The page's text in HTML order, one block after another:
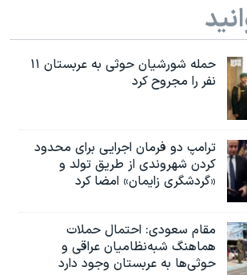
حمله شورشیان حوثی به عربستان ۱۱
نفر را مجروح کرد
ترامپ دو فرمان اجرایی برای محدود
کردن شهروندی از طریق تولد و
«گردشگری زایمان» امضا کرد
مقام سعودی: احتمال حملات
هماهنگ شبه‌نظامیان عراقی و
حوثی‌ها به عربستان وجود دارد